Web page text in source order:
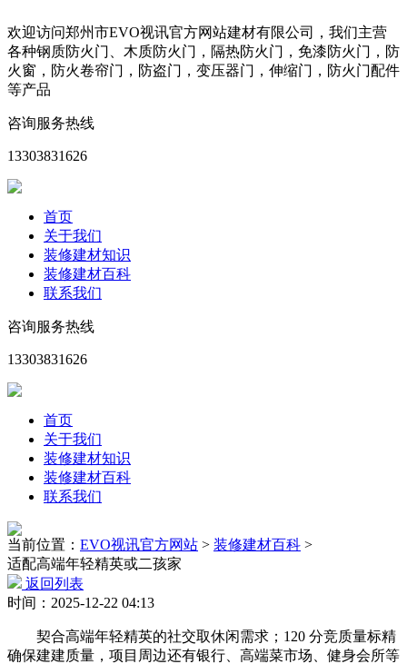
欢迎访问郑州市EVO视讯官方网站建材有限公司，我们主营
各种钢质防火门、木质防火门，隔热防火门，免漆防火门，防
火窗，防火卷帘门，防盗门，变压器门，伸缩门，防火门配件
等产品
咨询服务热线
13303831626
首页
关于我们
装修建材知识
装修建材百科
联系我们
咨询服务热线
13303831626
首页
关于我们
装修建材知识
装修建材百科
联系我们
当前位置： EVO视讯官方网站 > 装修建材百科 >
适配高端年轻精英或二孩家
返回列表
时间：2025-12-22 04:13
契合高端年轻精英的社交取休闲需求；120 分竞质量标精
确保建建质量，项目周边还有银行、高端菜市场、健身会所等